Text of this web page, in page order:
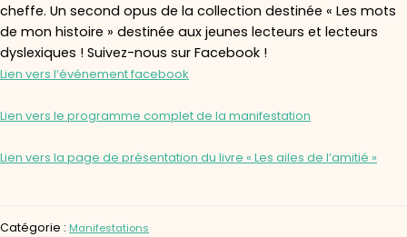
cheffe. Un second opus de la collection destinée « Les mots
de mon histoire » destinée aux jeunes lecteurs et lecteurs
dyslexiques ! Suivez-nous sur Facebook !
Lien vers l’événement facebook
Lien vers le programme complet de la manifestation
Lien vers la page de présentation du livre « Les ailes de l’amitié »
Catégorie : Manifestations